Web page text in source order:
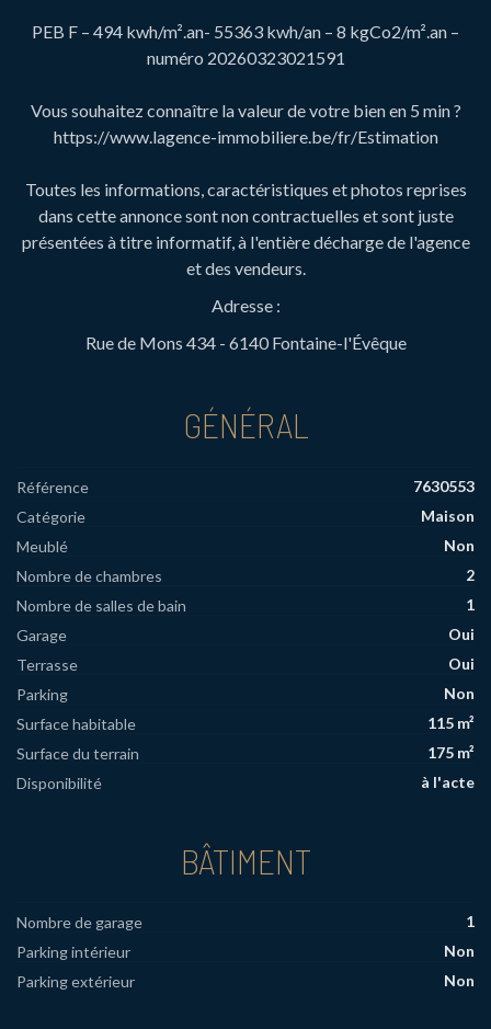
PEB F – 494 kwh/m².an- 55363 kwh/an – 8 kgCo2/m².an –
numéro 20260323021591
Vous souhaitez connaître la valeur de votre bien en 5 min ?
https://www.lagence-immobiliere.be/fr/Estimation
Toutes les informations, caractéristiques et photos reprises
dans cette annonce sont non contractuelles et sont juste
présentées à titre informatif, à l'entière décharge de l'agence
et des vendeurs.
Adresse :
Rue de Mons 434 - 6140 Fontaine-l'Évêque
GÉNÉRAL
Référence
7630553
Catégorie
Maison
Meublé
Non
Nombre de chambres
2
Nombre de salles de bain
1
Garage
Oui
Terrasse
Oui
Parking
Non
Surface habitable
115 m²
Surface du terrain
175 m²
Disponibilité
à l'acte
BÂTIMENT
Nombre de garage
1
Parking intérieur
Non
Parking extérieur
Non